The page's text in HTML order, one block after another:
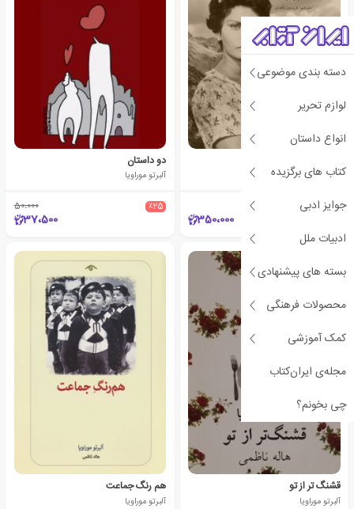
دسته بندی موضوعی
لوازم تحریر
انواع داستان
کتاب های برگزیده
جوایز ادبی
ادبیات ملل
بسته های پیشنهادی
محصولات فرهنگی
کمک آموزشی
مجله‌ی ایران‌کتاب
چی بخونم؟
آلبرتو موراویا
350،000
دو داستان
آلبرتو موراویا
٪25 50،000
37،500
قشنگ تر از تو
آلبرتو موراویا
هم رنگ جماعت
آلبرتو موراویا